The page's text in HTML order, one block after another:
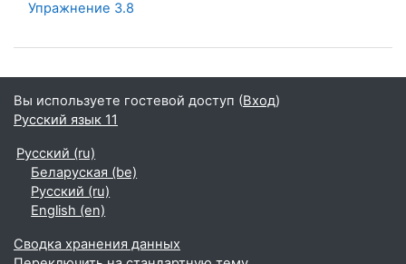
Упражнение 3.8
Вы используете гостевой доступ (Вход)
Русский язык 11
Русский ‎(ru)‎
Беларуская ‎(be)‎
Русский ‎(ru)‎
English ‎(en)‎
Сводка хранения данных